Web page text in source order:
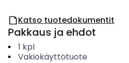
Katso tuotedokumentit
Pakkaus ja ehdot
1 kpl
Vakiokäyttötuote